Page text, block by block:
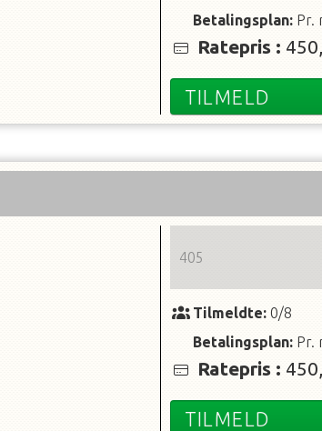
Betalingsplan: Pr.
Ratepris :
TILMELD
405
Tilmeldte: 0/8
Betalingsplan: Pr.
Ratepris :
TILMELD